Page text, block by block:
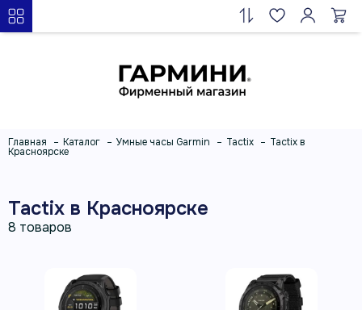
Главная Каталог Умные часы Garmin Tactix Tactix в
Красноярске
Tactix в Красноярске